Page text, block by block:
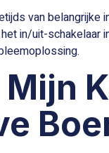
van
in/uit-schakelaar